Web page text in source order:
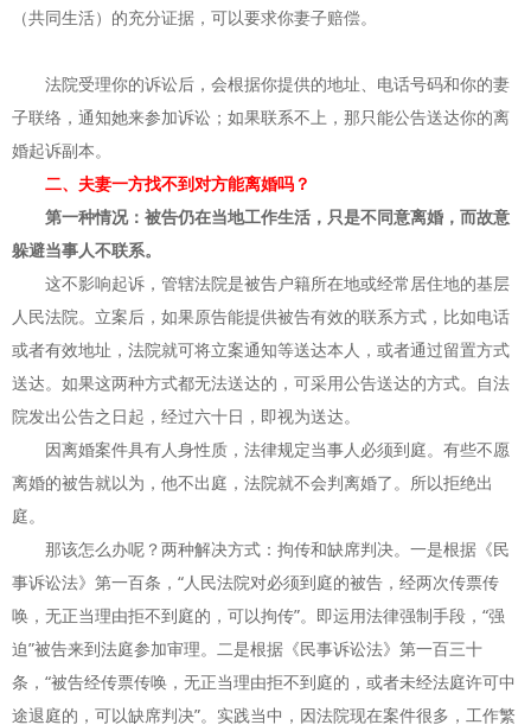
（共同生活）的充分证据，可以要求你妻子赔偿。
法院受理你的诉讼后，会根据你提供的地址、电话号码和你的妻
子联络，通知她来参加诉讼；如果联系不上，那只能公告送达你的离
婚起诉副本。
二、夫妻一方找不到对方能离婚吗？
第一种情况：被告仍在当地工作生活，只是不同意离婚，而故意
躲避当事人不联系。
这不影响起诉，管辖法院是被告户籍所在地或经常居住地的基层
人民法院。立案后，如果原告能提供被告有效的联系方式，比如电话
或者有效地址，法院就可将立案通知等送达本人，或者通过留置方式
送达。如果这两种方式都无法送达的，可采用公告送达的方式。自法
院发出公告之日起，经过六十日，即视为送达。
因离婚案件具有人身性质，法律规定当事人必须到庭。有些不愿
离婚的被告就以为，他不出庭，法院就不会判离婚了。所以拒绝出
庭。
那该怎么办呢？两种解决方式：拘传和缺席判决。一是根据《民
事诉讼法》第一百条，“人民法院对必须到庭的被告，经两次传票传
唤，无正当理由拒不到庭的，可以拘传”。即运用法律强制手段，“强
迫”被告来到法庭参加审理。二是根据《民事诉讼法》第一百三十
条，“被告经传票传唤，无正当理由拒不到庭的，或者未经法庭许可中
途退庭的，可以缺席判决”。实践当中，因法院现在案件很多，工作繁